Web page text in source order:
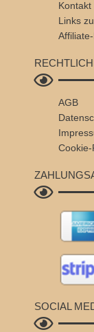
Kontakt
Links
AGB
Cookie-
SOCIAL